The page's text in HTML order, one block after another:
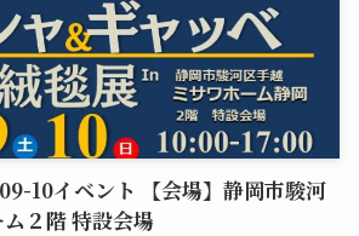
10イベント 【会場】静岡市駿河
２階 特設会場